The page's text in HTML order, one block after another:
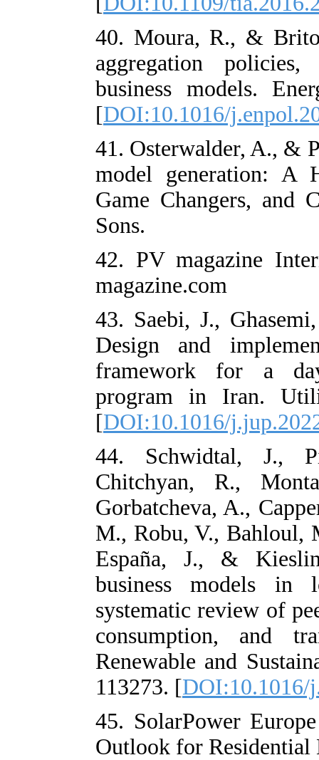
40. Moura,
aggregation
business
[DOI:10.1016/
41.
model
Game
42. PV
magazine.com
43. Saebi, J.,
Design and
framework
program in
[DOI:10.1016/
44.
Chitchyan,
Gorbatcheva,
M., Robu, V.,
España, J.,
business
systematic
Renewable
113273. [
45.
Outlook for